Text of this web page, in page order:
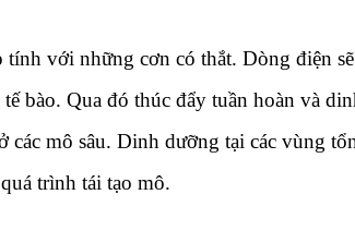
với những cơn có thắt. Dòng điện
bào. Qua đó thúc đẩy tuần hoàn và
mô sâu. Dinh dưỡng tại các vùng
trình tái tạo mô.